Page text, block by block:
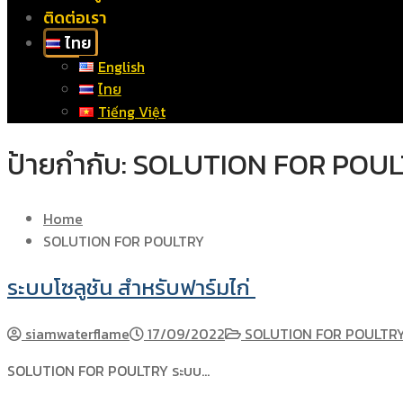
ติดต่อเรา
ไทย
English
ไทย
Tiếng Việt
ป้ายกำกับ:SOLUTION FOR
Home
SOLUTION FOR POULTRY
ระบบโซลูชัน สำหรับฟาร์มไก่
siamwaterflame 17/09/2022
SOLUTION FOR
SOLUTION FOR POULTRY ระบบ…